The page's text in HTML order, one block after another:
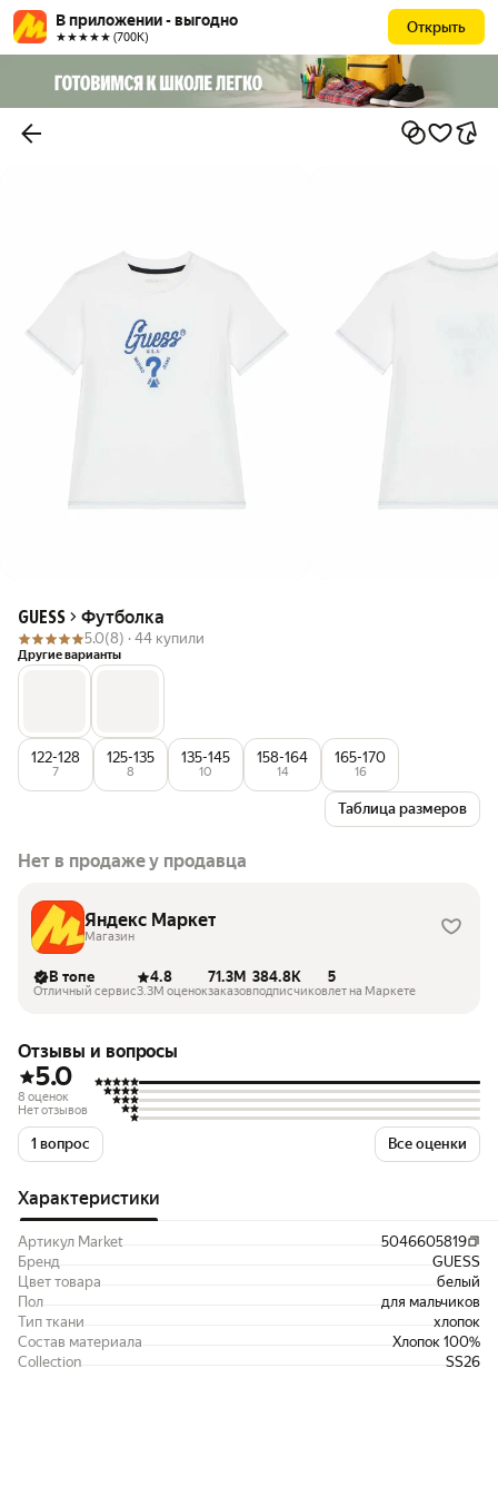
В приложении - выгодно
★★★★★ (700К)
Открыть
GUESS Футболка
5.0(8) · 44 купили
Другие варианты
122-128
7
125-135
8
135-145
10
158-164
14
165-170
16
Таблица размеров
Нет в продаже у продавца
Яндекс Маркет
Магазин
В топе
Отличный сервис
4.8
3.3M оценок
71.3M
заказов
384.8K
подписчиков
5
лет на Маркете
Отзывы и вопросы
5.0
8 оценок
Нет отзывов
1 вопрос Все оценки
Характеристики
Артикул Market
5046605819
Бренд
GUESS
Цвет товара
белый
Пол
для мальчиков
Тип ткани
хлопок
Состав материала
Хлопок 100%
Collection
SS26